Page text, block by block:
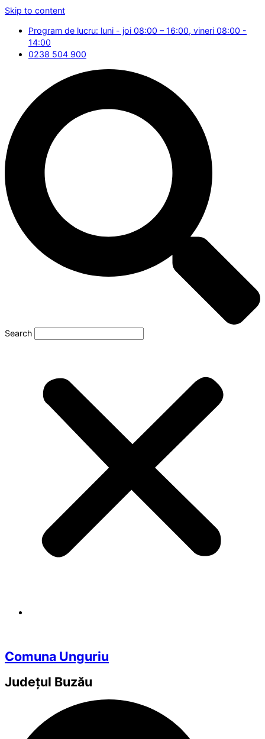
Skip to content
Program de lucru: luni - joi 08:00 – 16:00, vineri 08:00 -
14:00
0238 504 900
Search
Comuna Unguriu
Județul Buzău